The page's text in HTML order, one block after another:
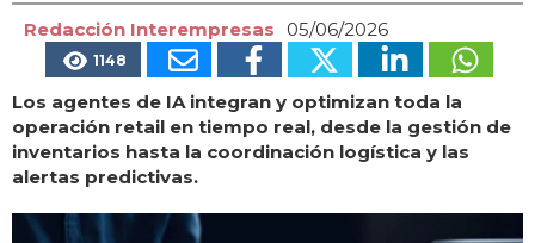
Redacción Interempresas 05/06/2026
1148
Los agentes de IA integran y optimizan toda la
operación retail en tiempo real, desde la gestión de
inventarios hasta la coordinación logística y las
alertas predictivas.